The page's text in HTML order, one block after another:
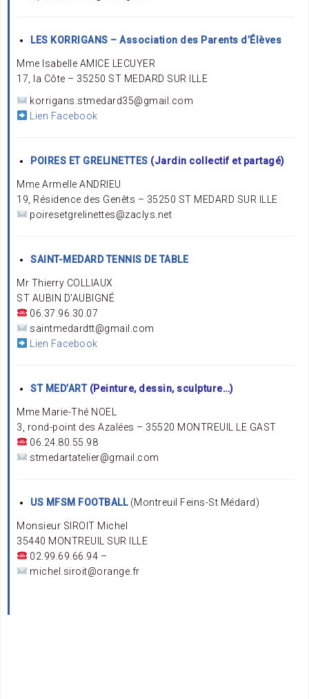
LES KORRIGANS – Association des Parents d’Élèves
Mme Isabelle AMICE LECUYER
17, la Côte – 35250 ST MEDARD SUR ILLE
korrigans.stmedard35@gmail.com
Lien Facebook
POIRES ET GRELINETTES (Jardin collectif et partagé)
Mme Armelle ANDRIEU
19, Résidence des Genêts – 35250 ST MEDARD SUR ILLE
poiresetgrelinettes@zaclys.net
SAINT-MEDARD TENNIS DE TABLE
Mr Thierry COLLIAUX
ST AUBIN D'AUBIGNÉ
06.37.96.30.07
saintmedardtt@gmail.com
Lien Facebook
ST MED’ART (Peinture, dessin, sculpture…)
Mme Marie-Thé NOEL
3, rond-point des Azalées – 35520 MONTREUIL LE GAST
06.24.80.55.98
stmedartatelier@gmail.com
US MFSM FOOTBALL (Montreuil Feins-St Médard)
Monsieur SIROIT Michel
35440 MONTREUIL SUR ILLE
02.99.69.66.94 –
michel.siroit@orange.fr